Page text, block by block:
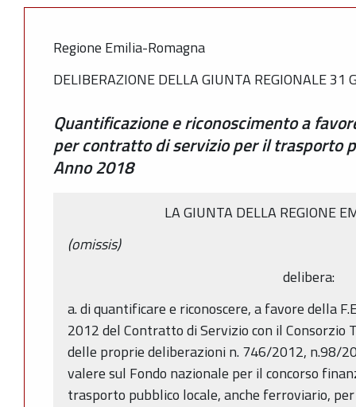
Regione Emilia-Romagna
DELIBERAZIONE DELLA GIUNTA REGIONALE
Quantificazione e riconoscimento a
per contratto di servizio per il trasporto
Anno 2018
LA GIUNTA DELLA REGIONE
(omissis)
delibera:
a. di quantificare e riconoscere, a favore della
2012 del Contratto di Servizio con il
delle proprie deliberazioni n. 746/2012, n.98/
valere sul Fondo nazionale per il concorso
trasporto pubblico locale, anche ferroviario,